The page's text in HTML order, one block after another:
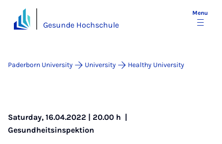
Gesunde Hochschule
Menu
Paderborn University University Healthy University
Saturday, 16.04.2022 | 20.00 h |
Gesundheitsinspektion